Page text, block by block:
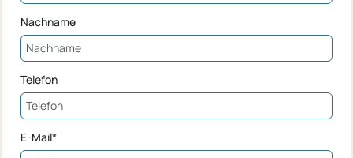
Nachname
Telefon
E-Mail*